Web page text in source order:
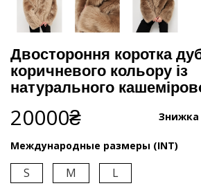
Двостороння коротка
коричневого кольору із
натурального
20000₴ Знижка
Международные размеры (INT)
S M L